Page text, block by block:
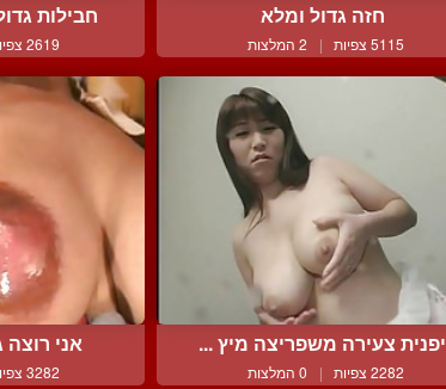
חזה גדול ומלא
5115 צפיות | 2 המלצות
חבילות
2619 צפיות
יפנית צעירה משפריצה מיץ ...
2282 צפיות | 0 המלצות
אני
3282 צפיות